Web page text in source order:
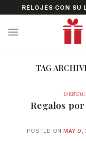
to
content
RELOJES CON SU
TAG
Regalos
POSTED ON MAY 9,